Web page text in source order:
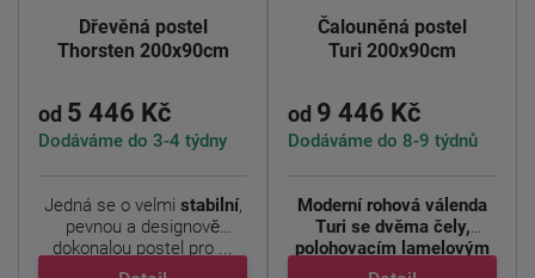
Dřevěná postel
Thorsten 200x90cm
od 5 446 Kč
Dodáváme do 3-4 týdny
Jedná se o velmi stabilní,
pevnou a designově
dokonalou postel pro ...
Čalouněná postel
Turi 200x90cm
od 9 446 Kč
Dodáváme do 8-9 týdnů
Moderní rohová válenda
Turi se dvěma čely,
polohovacím lamelovým
...